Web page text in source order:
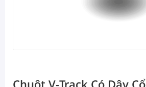
Chuột V-Track Có Dây